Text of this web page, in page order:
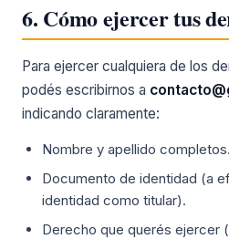
6. Cómo ejercer tus
Para ejercer cualquiera de los
podés escribirnos a
indicando claramente:
Nombre y apellido completos.
Documento de identidad (a
identidad como titular).
Derecho que querés ejercer